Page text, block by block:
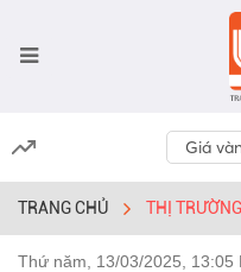
Giá
TRANG CHỦ THỊ TRƯỜNG
Thứ năm, 13/03/2025, 13:05